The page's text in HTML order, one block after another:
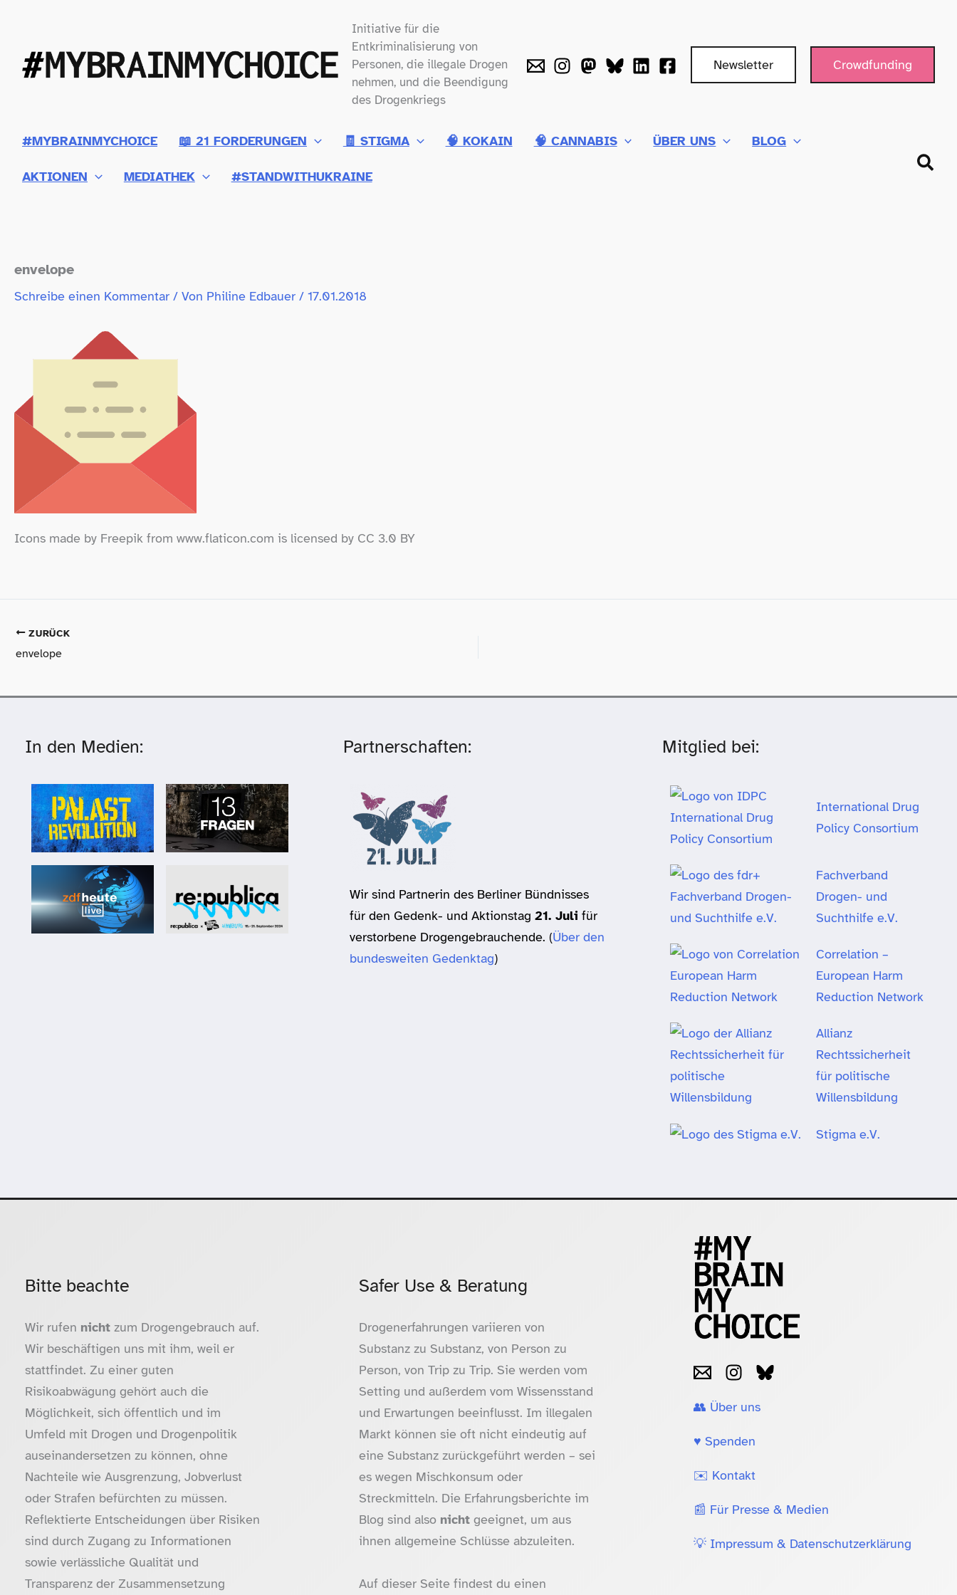
springen
Initiative für die
Entkriminalisierung von
Personen, die illegale Drogen
nehmen, und die Beendigung
des Drogenkriegs
Newsletter Crowdfunding
#MYBRAINMYCHOICE 📖 21 FORDERUNGEN 🧾 STIGMA 🧠 KOKAIN 🧠 CANNABIS ÜBER UNS BLOG
AKTIONEN MEDIATHEK #STANDWITHUKRAINE
envelope
Schreibe einen Kommentar / Von Philine Edbauer / 17.01.2018
Icons made by Freepik from www​.flaticon​.com is licensed by CC 3.0 BY
ZURÜCK
envelope
In den Medien: Partnerschaften:
Wir sind Partnerin des Berliner Bündnisses
für den Gedenk- und Aktionstag21. Juli für
verstorbene Drogengebrauchende. (Über den
bundesweiten Gedenktag)
Mitglied bei:
International Drug
Policy Consortium
Fachverband
Drogen- und
Suchthilfe e.V.
Correlation –
European Harm
Reduction Network
Allianz
Rechtssicherheit
für politische
Willensbildung
Stigma e.V.
Bitte beachte
Wir rufen nicht zum Drogengebrauch auf.
Wir beschäftigen uns mit ihm, weil er
stattfindet. Zu einer guten
Risikoabwägung gehört auch die
Möglichkeit, sich öffentlich und im
Umfeld mit Drogen und Drogenpolitik
auseinandersetzen zu können, ohne
Nachteile wie Ausgrenzung, Jobverlust
oder Strafen befürchten zu müssen.
Reflektierte Entscheidungen über Risiken
sind durch Zugang zu Informationen
sowie verlässliche Qualität und
Transparenz der Zusammensetzung
Safer Use & Beratung
Drogenerfahrungen variieren von
Substanz zu Substanz, von Person zu
Person, von Trip zu Trip. Sie werden vom
Setting und außerdem vom Wissensstand
und Erwartungen beeinflusst. Im illegalen
Markt können sie oft nicht eindeutig auf
eine Substanz zurückgeführt werden – sei
es wegen Mischkonsum oder
Streckmitteln. Die Erfahrungsberichte im
Blog sind also nicht geeignet, um aus
ihnen allgemeine Schlüsse abzuleiten.
Auf dieser Seite findest du einen
👥 Über uns
♥️ Spenden
✉️ Kontakt
📰 Für Presse & Medien
💡 Impressum & Datenschutzerklärung